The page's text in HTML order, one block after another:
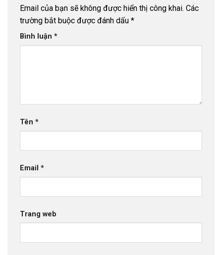
Email của bạn sẽ không được hiển thị công khai. Các
trường bắt buộc được đánh dấu *
Bình luận *
Tên *
Email *
Trang web